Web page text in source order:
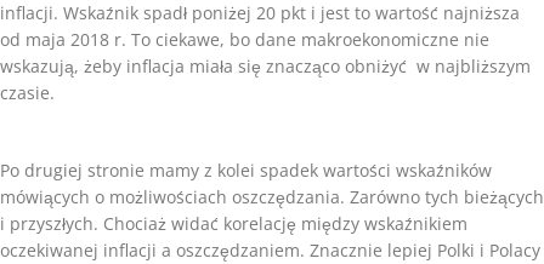
inflacji. Wskaźnik spadł poniżej 20 pkt i jest to wartość najniższa
od maja 2018 r. To ciekawe, bo dane makroekonomiczne nie
wskazują, żeby inflacja miała się znacząco obniżyć w najbliższym
czasie.
Po drugiej stronie mamy z kolei spadek wartości wskaźników
mówiących o możliwościach oszczędzania. Zarówno tych bieżących
i przyszłych. Chociaż widać korelację między wskaźnikiem
oczekiwanej inflacji a oszczędzaniem. Znacznie lepiej Polki i Polacy